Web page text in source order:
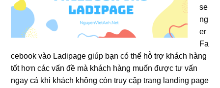
se
ng
er
Fa
cebook vào Ladipage giúp bạn có thể hỗ trợ khách hàng
tốt hơn các vấn đề mà khách hàng muốn được tư vấn
ngay cả khi khách không còn truy cập trang landing page